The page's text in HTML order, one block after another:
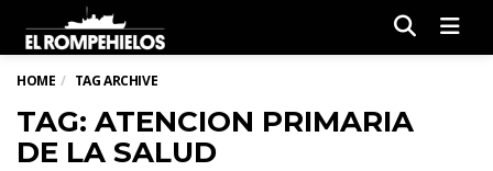
HOME TAG ARCHIVE
TAG: ATENCION PRIMARIA
DE LA SALUD